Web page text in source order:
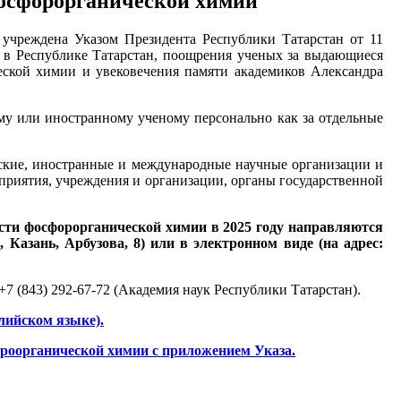
Указом Президента Республики Татарстан от 11
Татарстан, поощрения ученых за выдающиеся
химии и увековечения памяти академиков Александра
или иностранному ученому персонально как за отдельные
иностранные и международные научные организации и
учреждения и организации, органы государственной
фосфорорганической химии в 2025 году направляются
Арбузова, 8) или в электронном виде (на адрес:
(843) 292-67-72 (Академия наук Республики Татарстан).
языке).
химии с приложением Указа.